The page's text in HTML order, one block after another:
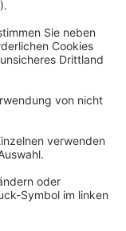
Angebote.